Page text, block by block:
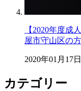
【2020年度
屋市守山区の
2020年01月17日
カテゴリー